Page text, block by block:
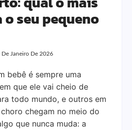
o seu pequeno
De Janeiro De 2026
bebê é sempre uma
que ele vai cheio de
todo mundo, e outros em
chegam no meio do
que nunca muda: a